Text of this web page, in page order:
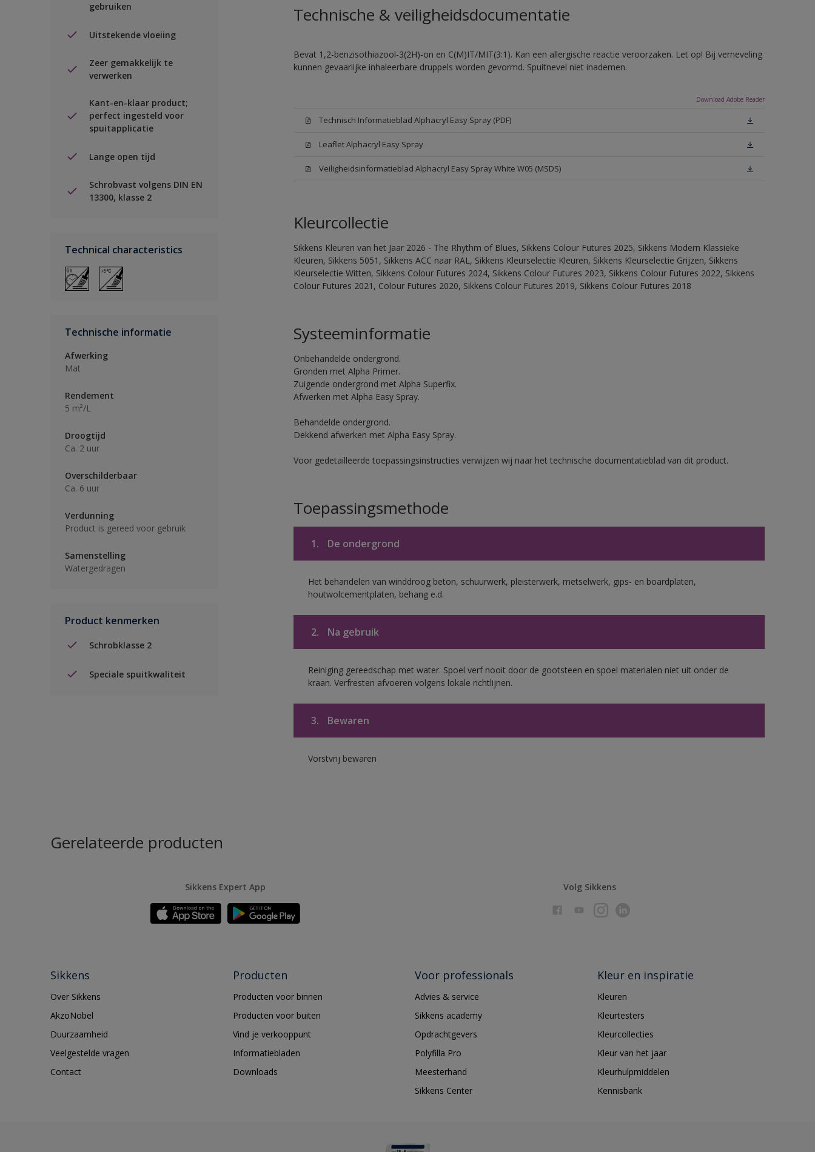
gebruiken
Uitstekende vloeiing
Zeer gemakkelijk te
verwerken
Kant-en-klaar product;
perfect ingesteld voor
spuitapplicatie
Lange open tijd
Schrobvast volgens DIN EN
13300, klasse 2
Technical characteristics
Technische informatie
Afwerking
Mat
Rendement
5 m²/L
Droogtijd
Ca. 2 uur
Overschilderbaar
Ca. 6 uur
Verdunning
Product is gereed voor gebruik
Samenstelling
Watergedragen
Product kenmerken
Schrobklasse 2
Speciale spuitkwaliteit
Technische & veiligheidsdocumentatie
Bevat 1,2-benzisothiazool-3(2H)-on en C(M)IT/MIT(3:1). Kan een allergische reactie veroorzaken. Let op! Bij verneveling
kunnen gevaarlijke inhaleerbare druppels worden gevormd. Spuitnevel niet inademen.
Download Adobe Reader
Technisch Informatieblad Alphacryl Easy Spray (PDF)
Leaflet Alphacryl Easy Spray
Veiligheidsinformatieblad Alphacryl Easy Spray White W05 (MSDS)
Kleurcollectie
Sikkens Kleuren van het Jaar 2026 - The Rhythm of Blues, Sikkens Colour Futures 2025, Sikkens Modern Klassieke
Kleuren, Sikkens 5051, Sikkens ACC naar RAL, Sikkens Kleurselectie Kleuren, Sikkens Kleurselectie Grijzen, Sikkens
Kleurselectie Witten, Sikkens Colour Futures 2024, Sikkens Colour Futures 2023, Sikkens Colour Futures 2022, Sikkens
Colour Futures 2021, Colour Futures 2020, Sikkens Colour Futures 2019, Sikkens Colour Futures 2018
Systeeminformatie
Onbehandelde ondergrond.
Gronden met Alpha Primer.
Zuigende ondergrond met Alpha Superfix.
Afwerken met Alpha Easy Spray.
Behandelde ondergrond.
Dekkend afwerken met Alpha Easy Spray.
Voor gedetailleerde toepassingsinstructies verwijzen wij naar het technische documentatieblad van dit product.
Toepassingsmethode
1. De ondergrond
Het behandelen van winddroog beton, schuurwerk, pleisterwerk, metselwerk, gips- en boardplaten,
houtwolcementplaten, behang e.d.
2. Na gebruik
Reiniging gereedschap met water. Spoel verf nooit door de gootsteen en spoel materialen niet uit onder de
kraan. Verfresten afvoeren volgens lokale richtlijnen.
3. Bewaren
Vorstvrij bewaren
Gerelateerde producten
Sikkens Expert App Volg Sikkens
Sikkens
Over Sikkens
AkzoNobel
Duurzaamheid
Veelgestelde vragen
Contact
Producten
Producten voor binnen
Producten voor buiten
Vind je verkooppunt
Informatiebladen
Downloads
Voor professionals
Advies & service
Sikkens academy
Opdrachtgevers
Polyfilla Pro
Meesterhand
Sikkens Center
Kleur en inspiratie
Kleuren
Kleurtesters
Kleurcollecties
Kleur van het jaar
Kleurhulpmiddelen
Kennisbank